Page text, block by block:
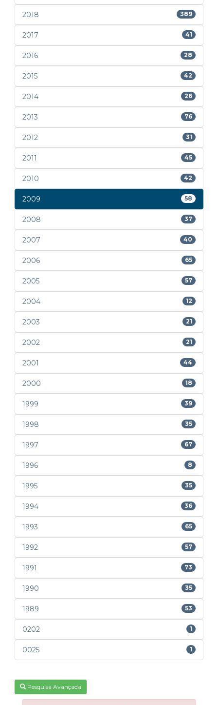
2018 389
2017 41
2016 28
2015 42
2014 26
2013 76
2012 31
2011 45
2010 42
2009 58
2008 37
2007 40
2006 65
2005 57
2004 12
2003 21
2002 21
2001 44
2000 18
1999 39
1998 35
1997 67
1996 8
1995 35
1994 36
1993 65
1992 57
1991 73
1990 35
1989 53
0202 1
0025 1
Pesquisa Avançada